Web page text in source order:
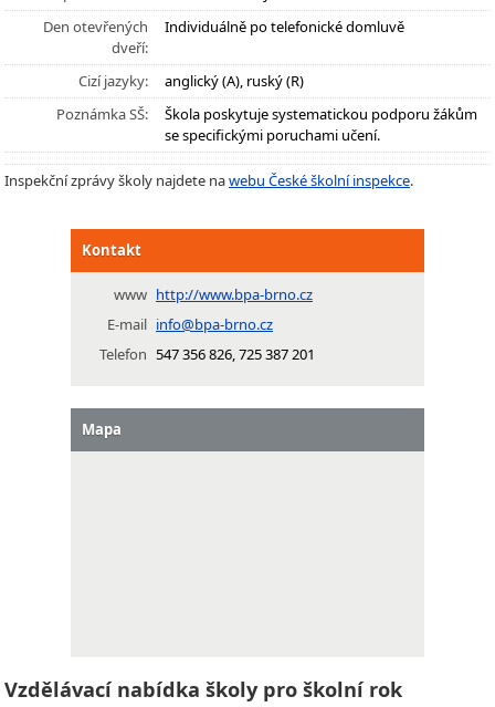
Den otevřených
dveří:
Individuálně po telefonické domluvě
Cizí jazyky:
anglický (A), ruský (R)
Poznámka SŠ:
Škola poskytuje systematickou podporu žákům
se specifickými poruchami učení.
Inspekční zprávy školy najdete nawebu České školní inspekce.
Kontakt
www http://www.bpa-brno.cz
E-mail info@bpa-brno.cz
Telefon 547 356 826, 725 387 201
Mapa
Vzdělávací nabídka školy pro školní rok